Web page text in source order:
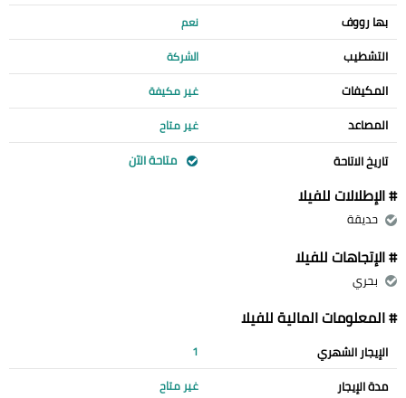
بها رووف نعم
التشطيب الشركة
المكيفات غير مكيفة
المصاعد غير متاح
تاريخ الاتاحة متاحة الآن
# الإطلالات للفيلا
حديقة
# الإتجاهات للفيلا
بحري
# المعلومات المالية للفيلا
الإيجار الشهري 1
مدة الإيجار غير متاح